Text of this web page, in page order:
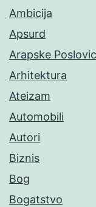
Ambicija
Apsurd
Arapske
Arhitektura
Ateizam
Automobili
Autori
Biznis
Bog
Bogatstvo